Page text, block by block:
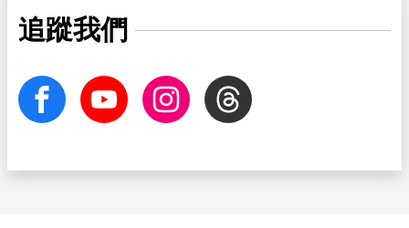
追蹤我們
facebook Youtube InstagramThreads